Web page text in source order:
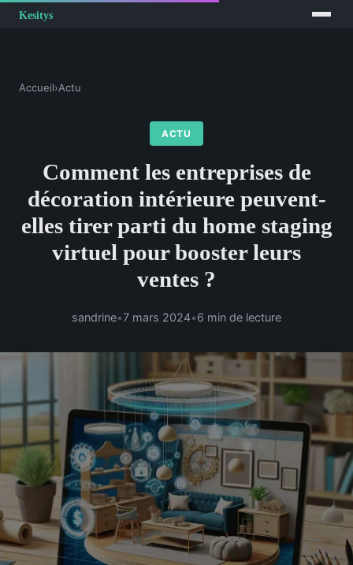
Accueil›Actu
ACTU
Comment les entreprises de
décoration intérieure peuvent-
elles tirer parti du home staging
virtuel pour booster leurs
ventes ?
sandrine•7 mars 2024•6 min de lecture